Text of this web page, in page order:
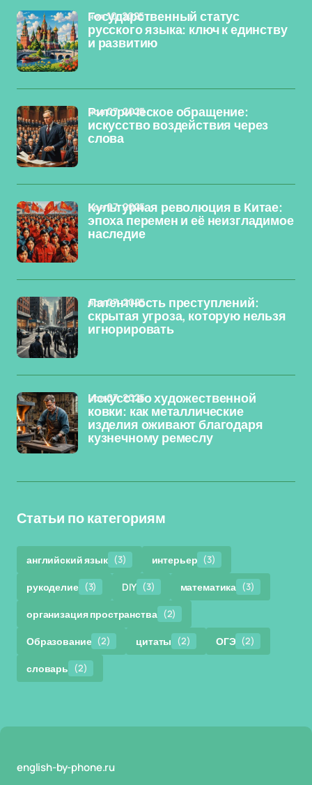
Государственный статус
русского языка: ключ к единству
и развитию
ноя 10, 2025
Риторическое обращение:
искусство воздействия через
слова
ноя 07, 2025
Культурная революция в Китае:
эпоха перемен и её неизгладимое
наследие
ноя 07, 2025
Латентность преступлений:
скрытая угроза, которую нельзя
игнорировать
ноя 07, 2025
Искусство художественной
ковки: как металлические
изделия оживают благодаря
кузнечному ремеслу
ноя 07, 2025
Статьи по категориям
английский язык (3) интерьер (3)
рукоделие (3) DIY (3) математика (3)
организация пространства (2)
Образование (2) цитаты (2) ОГЭ (2)
словарь (2)
english-by-phone.ru